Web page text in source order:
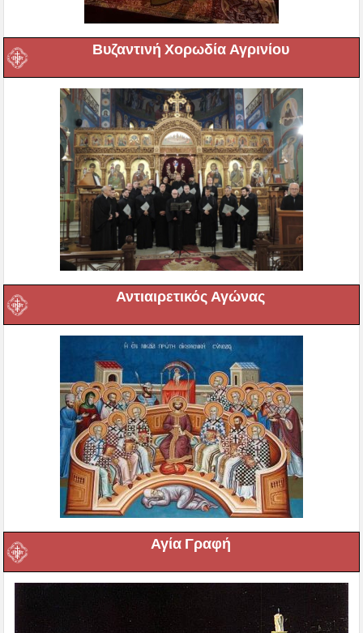
Βυζαντινή Χορωδία Αγρινίου
Αντιαιρετικός Αγώνας
Αγία Γραφή